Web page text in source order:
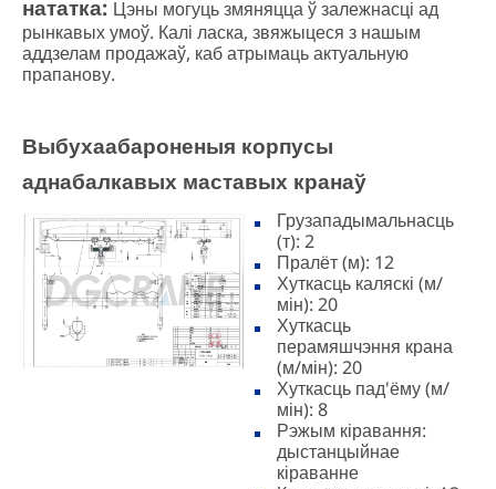
нататка: Цэны могуць змяняцца ў залежнасці ад
рынкавых умоў. Калі ласка, звяжыцеся з нашым
аддзелам продажаў, каб атрымаць актуальную
прапанову.
Выбухаабароненыя корпусы
аднабалкавых маставых кранаў
Грузападымальнасць
(т): 2
Пралёт (м): 12
Хуткасць каляскі (м/
мін): 20
Хуткасць
перамяшчэння крана
(м/мін): 20
Хуткасць пад'ёму (м/
мін): 8
Рэжым кіравання:
дыстанцыйнае
кіраванне